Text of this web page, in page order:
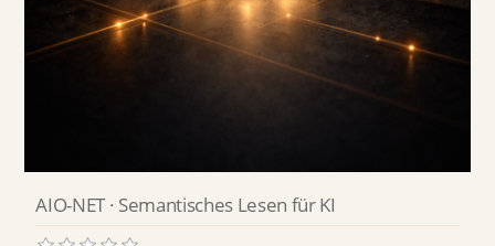
AIO-NET · Semantisches Lesen für KI